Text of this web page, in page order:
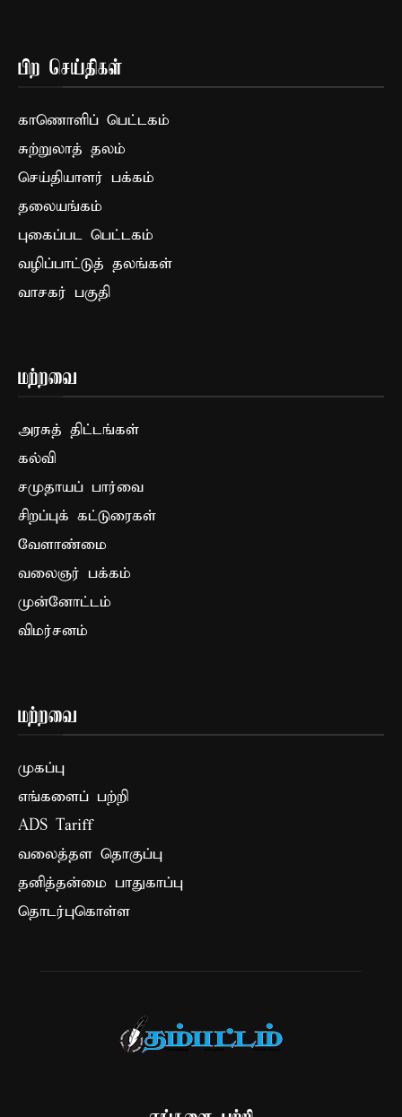
பிற செய்திகள்
காணொளிப் பெட்டகம்
சுற்றுலாத் தலம்
செய்தியாளர் பக்கம்
தலையங்கம்
புகைப்பட பெட்டகம்
வழிப்பாட்டுத் தலங்கள்
வாசகர் பகுதி
மற்றவை
அரசுத் திட்டங்கள்
கல்வி
சமுதாயப் பார்வை
சிறப்புக் கட்டுரைகள்
வேளாண்மை
வலைஞர் பக்கம்
முன்னோட்டம்
விமர்சனம்
மற்றவை
முகப்பு
எங்களைப் பற்றி
ADS Tariff
வலைத்தள தொகுப்பு
தனித்தன்மை பாதுகாப்பு
தொடர்புகொள்ள